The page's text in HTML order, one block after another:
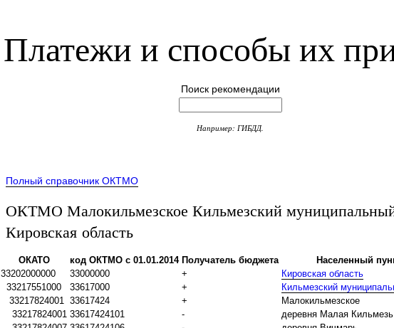
Платежи и способы их
Поиск рекомендации
Например: ГИБДД.
Полный справочник ОКТМО
ОКТМО Малокильмезское Кильмезский
Кировская область
ОКАТО код ОКТМО с 01.01.2014 Получатель бюджета
Населенный
33202000000
33000000 +
Кировская область
33217551000
33617000 +
Кильмезский
33217824001 33617424 +
Малокильмезское
33217824001 33617424101 -
деревня Малая Кильмезь